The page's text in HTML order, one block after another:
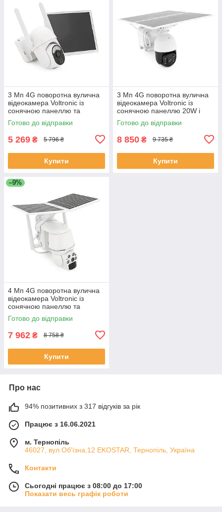
3 Мп 4G поворотна вулична
відеокамера Voltronic із
сонячною панеллю та
вбудованими АКБ 10400mA
UBox IPPTZ14325 2.8 mm
Готово до відправки
5 269 ₴ 5 796 ₴
Купити
3 Мп 4G поворотна вулична
відеокамера Voltronic із
сонячною панеллю 20W і
вбудованими АКБ 30000mA
UBox IPPTZ12335 2.8 mm
Готово до відправки
8 850 ₴ 9 735 ₴
Купити
–9%
4 Мп 4G поворотна вулична
відеокамера Voltronic із
сонячною панеллю та
вбудованими АКБ 9600mA
UBox IPPTZ26425 2.8mm
Готово до відправки
7 962 ₴ 8 758 ₴
Купити
Про нас
94% позитивних з 317 відгуків за рік
Працює з 16.06.2021
м. Тернопіль
46027, вул.Об'їзна,12 EKOSTAR, Тернопіль, Україна
Контакти
Сьогодні працює з 08:00 до 17:00
Показати весь графік роботи